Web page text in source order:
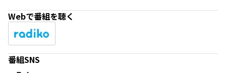
Webで番組を聴く
番組SNS